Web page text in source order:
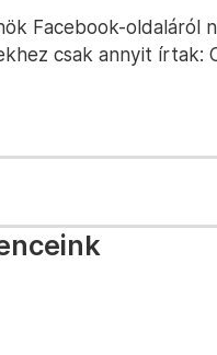
Facebook-oldaláról
csak annyit írtak: